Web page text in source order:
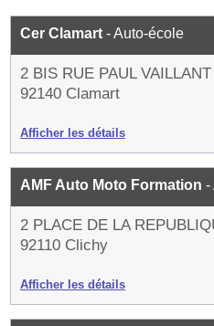
Cer Clamart - Auto-école
2 BIS RUE PAUL
92140 Clamart
Afficher les détails
AMF Auto Moto Formation -
2 PLACE DE LA
92110 Clichy
Afficher les détails